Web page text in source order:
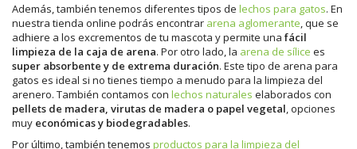
Además, también tenemos diferentes tipos de lechos para gatos. En
nuestra tienda online podrás encontrar arena aglomerante, que se
adhiere a los excrementos de tu mascota y permite una fácil
limpieza de la caja de arena. Por otro lado, la arena de sílice es
super absorbente y de extrema duración. Este tipo de arena para
gatos es ideal si no tienes tiempo a menudo para la limpieza del
arenero. También contamos con lechos naturales elaborados con
pellets de madera, virutas de madera o papel vegetal, opciones
muy económicas y biodegradables.
Por último, también tenemos productos para la limpieza del